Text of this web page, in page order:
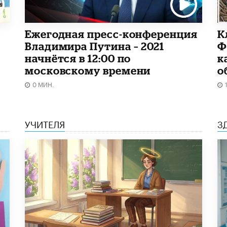
Ежегодная пресс-конференция
Владимира Путина – 2021
начнётся в 12:00 по
московскому времени
0 МИН.
УЧИТЕЛЯ